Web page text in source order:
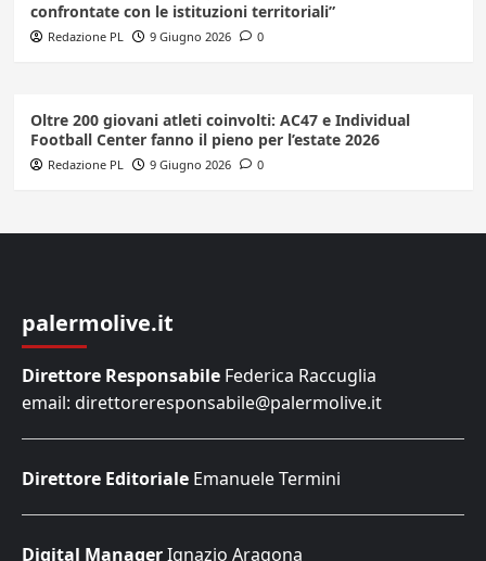
confrontate con le istituzioni territoriali”
Redazione PL 9 Giugno 2026 0
Oltre 200 giovani atleti coinvolti: AC47 e Individual
Football Center fanno il pieno per l’estate 2026
Redazione PL 9 Giugno 2026 0
palermolive.it
Direttore Responsabile Federica Raccuglia
email: direttoreresponsabile@palermolive.it
Direttore Editoriale Emanuele Termini
Digital ManagerIgnazio Aragona